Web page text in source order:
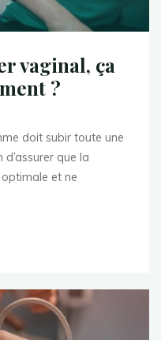
vaginal, ça
?
doit subir toute une
que la
et ne